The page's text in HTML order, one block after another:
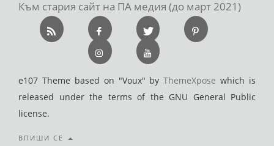
Към стария сайт на ПА медия (до март 2021)
e107 Theme based on "Voux" byThemeXpose which is
released under the terms of the GNU General Public
license.
ВПИШИ СЕ